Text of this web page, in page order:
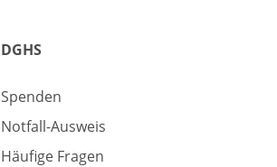
DGHS
Spenden
Notfall-Ausweis
Häufige Fragen